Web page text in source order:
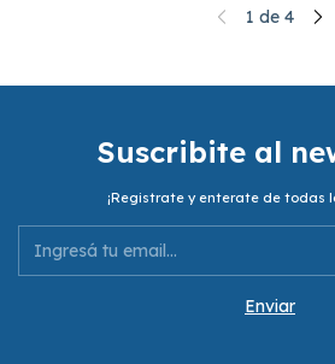
1 de 4
Suscribite al
¡Registrate y enterate de todas